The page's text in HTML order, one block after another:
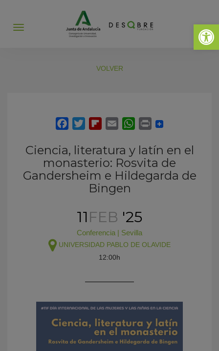
Abrir
Abrir
VOLVER
Ciencia, literatura y latín en el
monasterio: Rosvita de
Gandersheim e Hildegarda de
Bingen
11FEB '25
Conferencia | Sevilla
UNIVERSIDAD PABLO DE OLAVIDE
12:00h